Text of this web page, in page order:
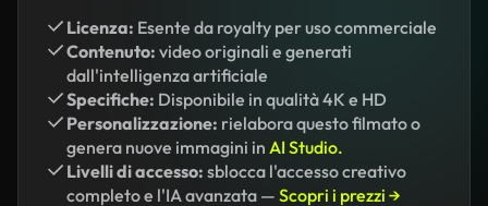
Licenza: Esente da royalty per uso commerciale
Contenuto: video originali e generati
dall'intelligenza artificiale
Specifiche: Disponibile in qualità 4K e HD
Personalizzazione: rielabora questo filmato o
genera nuove immagini in AI Studio.
Livelli di accesso: sblocca l'accesso creativo
completo e l'IA avanzata — Scopri i prezzi →